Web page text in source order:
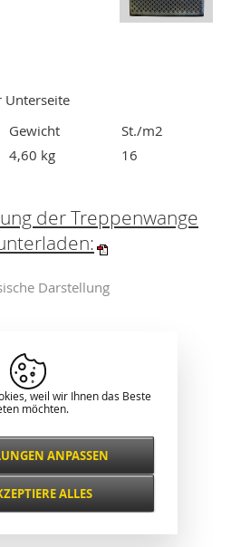
Unterseite
Gewicht
St./m2
4,60 kg 16
der Treppenwange
Darstellung
weil wir Ihnen das Beste
möchten.
und
ANPASSEN
ALLES